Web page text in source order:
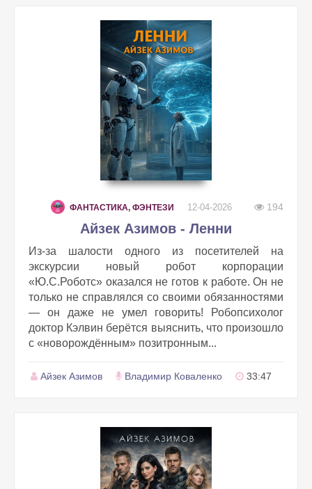
ФАНТАСТИКА, ФЭНТЕЗИ 12-04-2026 194
Айзек Азимов - Ленни
Из‑за шалости одного из посетителей на
экскурсии новый робот корпорации
«Ю.С.Роботс» оказался не готов к работе. Он не
только не справлялся со своими обязанностями
— он даже не умел говорить! Робопсихолог
доктор Кэлвин берётся выяснить, что произошло
с «новорождённым» позитронным...
Айзек Азимов Владимир Коваленко 33:47